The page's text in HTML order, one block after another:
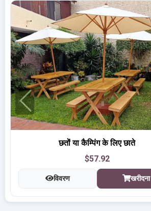
छतों या कैम्पिंग के लिए छाते
$57.92
विवरण खरीदना